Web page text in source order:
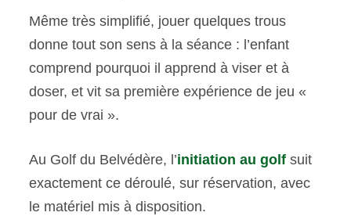
Même très simplifié, jouer quelques trous
donne tout son sens à la séance : l’enfant
comprend pourquoi il apprend à viser et à
doser, et vit sa première expérience de jeu «
pour de vrai ».
Au Golf du Belvédère, l’initiation au golfsuit
exactement ce déroulé, sur réservation, avec
le matériel mis à disposition.